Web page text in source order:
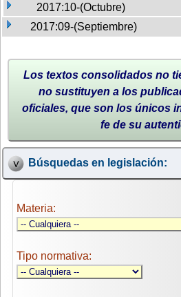
2017:10-(Octubre)
2017:09-(Septiembre)
Los textos consolidados no
no sustituyen a los
oficiales, que son los únicos
fe de su
Búsquedas en legislación:
Materia:
Tipo normativa: